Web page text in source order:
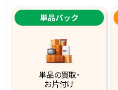
単品パック
単品の買取･
お片付け